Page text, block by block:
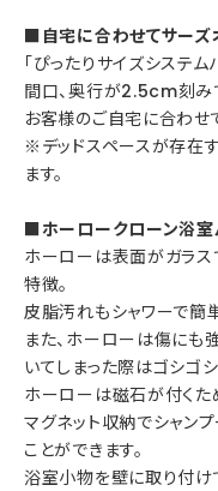
■自宅に合わせてサーズ
「ぴったりサイズシステム
間口、奥行が2.5cm刻み
お客様のご自宅に合わせ
※デッドスペースが存在
ます。
■ホーロークローン浴室
ホーローは表面がガラス
特徴。
皮脂汚れもシャワーで簡
また、ホーローは傷にも
いてしまった際はゴシゴ
ホーローは磁石が付くた
マグネット収納でシャン
ことができます。
浴室小物を壁に取り付け